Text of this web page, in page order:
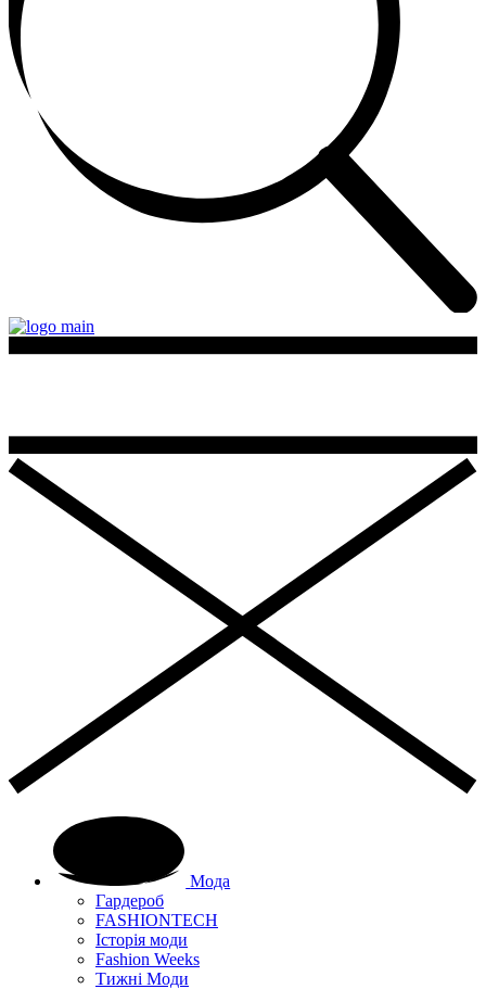
Мода
Гардероб
FASHIONTECH
Історія моди
Fashion Weeks
Тижні Моди